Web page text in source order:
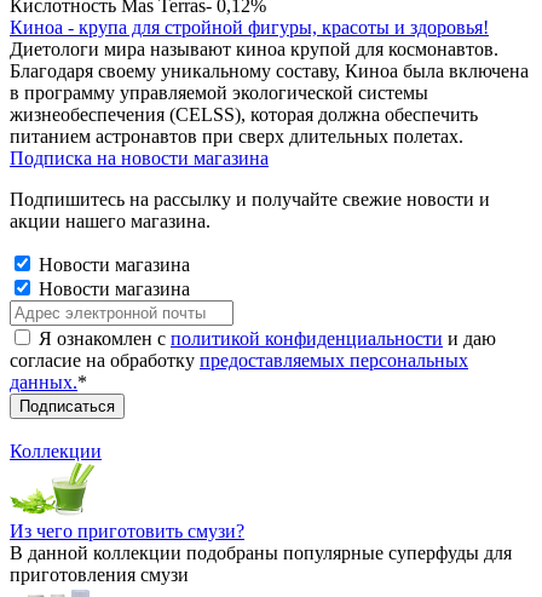
Кислотность Mas Terras- 0,12%
Киноа - крупа для стройной фигуры, красоты и здоровья!
Диетологи мира называют киноа крупой для космонавтов.
Благодаря своему уникальному составу, Киноа была включена
в программу управляемой экологической системы
жизнеобеспечения (CELSS), которая должна обеспечить
питанием астронавтов при сверх длительных полетах.
Подписка на новости магазина
Подпишитесь на рассылку и получайте свежие новости и
акции нашего магазина.
Новости магазина
Новости магазина
Я ознакомлен с политикой конфиденциальности и даю
согласие на обработку предоставляемых персональных
данных.*
Коллекции
Из чего приготовить смузи?
В данной коллекции подобраны популярные суперфуды для
приготовления смузи